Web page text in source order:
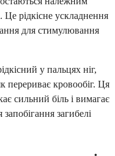
рідкісне ускладнення
для стимулювання
у пальцях ніг,
кровообіг. Ця
сильний біль і вимагає
загибелі